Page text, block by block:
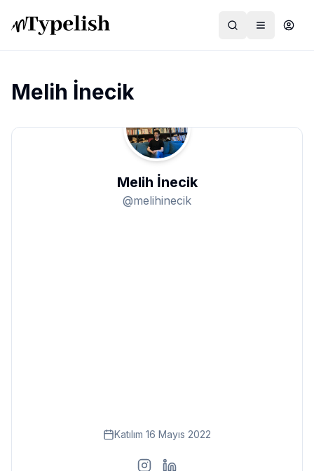
Dünya
Melih İnecik
Melih İnecik
@melihinecik
Katılım 16 Mayıs 2022